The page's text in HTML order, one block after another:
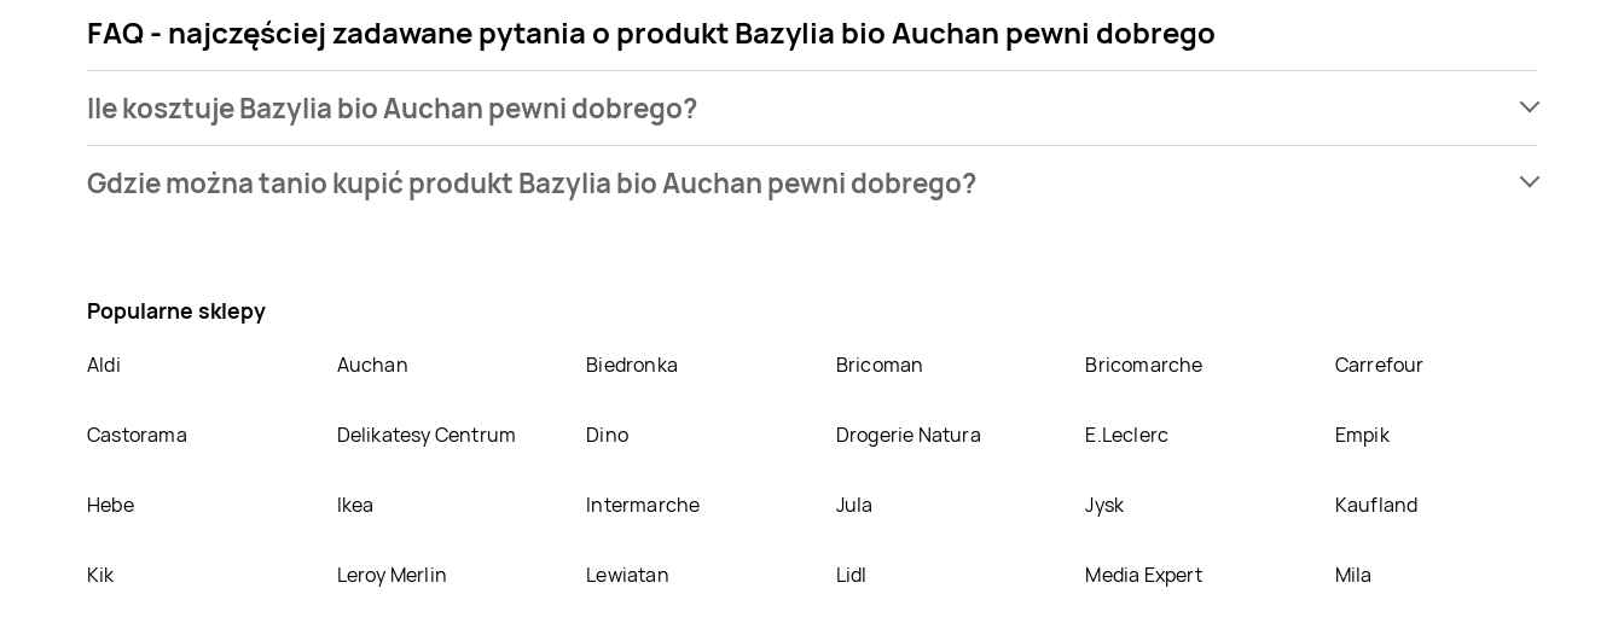
FAQ - najczęściej zadawane pytania o produkt Bazylia bio Auchan pewni dobrego
Ile kosztuje Bazylia bio Auchan pewni dobrego?
Auchan pewni dobrego kosztuje od 5 zł do 6,49 zł.
Gdzie można tanio kupić produkt Bazylia bio Auchan pewni dobrego?
Popularne sklepy
Aldi Auchan Biedronka Bricoman Bricomarche Carrefour
Castorama Delikatesy Centrum Dino Drogerie Natura E.Leclerc Empik
Hebe Ikea Intermarche Jula Jysk Kaufland
Kik Leroy Merlin Lewiatan Lidl Media Expert Mila